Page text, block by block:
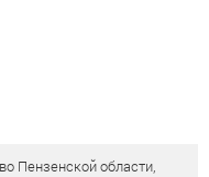
Пензенской области,